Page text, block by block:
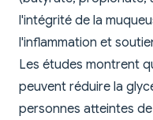
l'intégrité de la
l'inflammation et
Les études montrent
peuvent réduire la
personnes atteintes